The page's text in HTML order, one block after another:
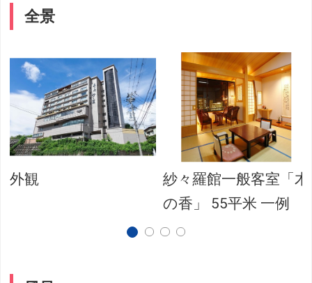
全景
外観
紗々羅館一般客室「木
の香」 55平米 一例